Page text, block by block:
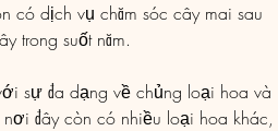
có dịch vụ chăm sóc cây mai sau
trong suốt năm.
sự đa dạng về chủng loại hoa và
đây còn có nhiều loại hoa khác,